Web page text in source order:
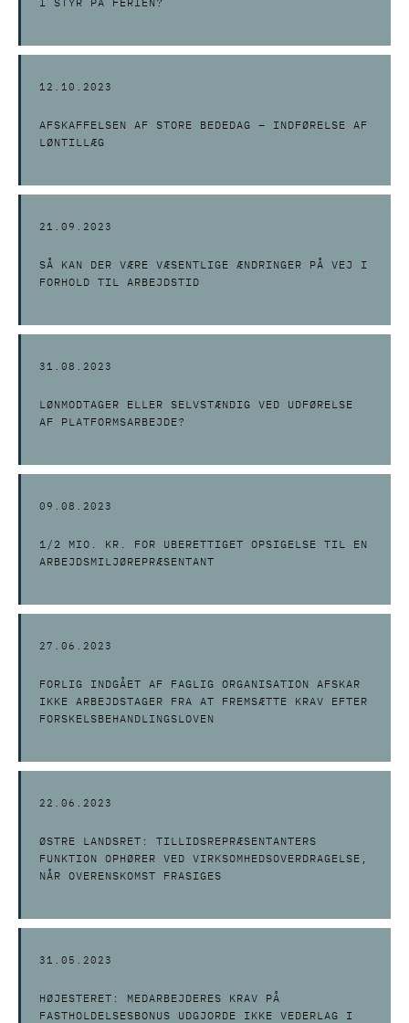
I STYR PÅ FERIEN?
12.10.2023
AFSKAFFELSEN AF STORE BEDEDAG – INDFØRELSE AF
LØNTILLÆG
21.09.2023
SÅ KAN DER VÆRE VÆSENTLIGE ÆNDRINGER PÅ VEJ I
FORHOLD TIL ARBEJDSTID
31.08.2023
LØNMODTAGER ELLER SELVSTÆNDIG VED UDFØRELSE
AF PLATFORMSARBEJDE?
09.08.2023
1/2 MIO. KR. FOR UBERETTIGET OPSIGELSE TIL EN
ARBEJDSMILJØREPRÆSENTANT
27.06.2023
FORLIG INDGÅET AF FAGLIG ORGANISATION AFSKAR
IKKE ARBEJDSTAGER FRA AT FREMSÆTTE KRAV EFTER
FORSKELSBEHANDLINGSLOVEN
22.06.2023
ØSTRE LANDSRET: TILLIDSREPRÆSENTANTERS
FUNKTION OPHØRER VED VIRKSOMHEDSOVERDRAGELSE,
NÅR OVERENSKOMST FRASIGES
31.05.2023
HØJESTERET: MEDARBEJDERES KRAV PÅ
FASTHOLDELSESBONUS UDGJORDE IKKE VEDERLAG I